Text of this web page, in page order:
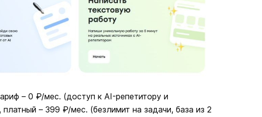
– 0 ₽/мес. (доступ к AI-репетитору и
– 399 ₽/мес. (безлимит на задачи, база из 2